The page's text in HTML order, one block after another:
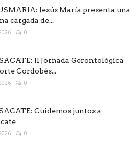
Jesús María presenta una
cargada de...
0
II Jornada Gerontológica
Cordobés...
0
Cuidemos juntos a
0